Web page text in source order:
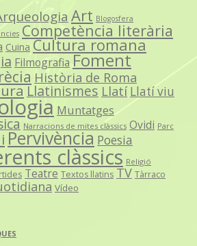
Art Blogosfera
Competència literària
Cuina Cultura romana
Filmografia Foment
Història de Roma
Llatinismes Llatí Llatí viu
Muntatges
Narracions de mites clàssics Ovidi Parc
Pervivència Poesia
clàssics Religió
Teatre Textos llatins TV Tàrraco
Vídeo